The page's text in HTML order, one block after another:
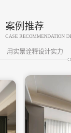
案例推荐
CASE RECOMMENDATION
用实景诠释设计实力